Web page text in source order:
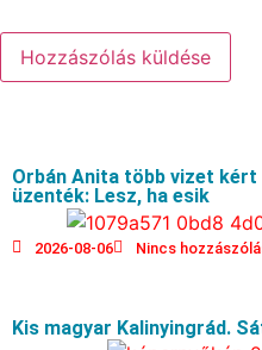
Orbán Anita több vizet
üzenték: Lesz, ha esik
2026-08-06 Nincs
Kis magyar Kalinyingrád.